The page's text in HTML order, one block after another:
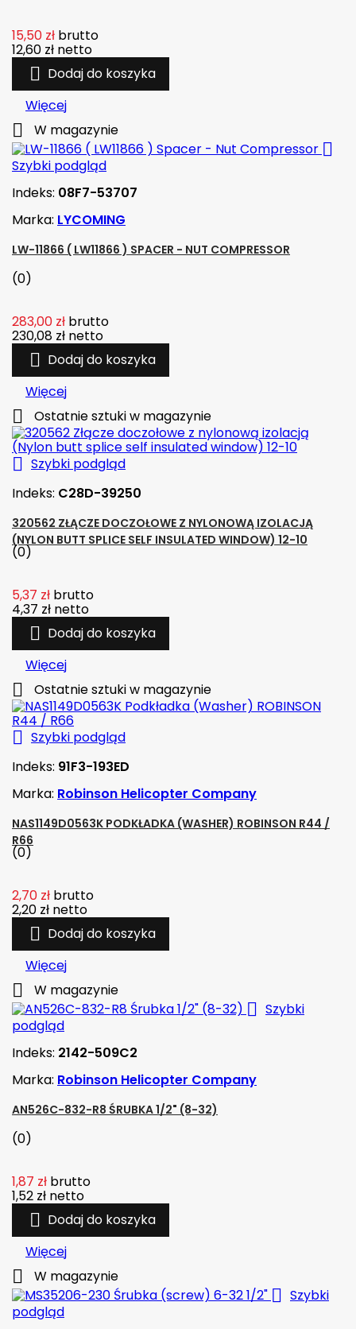
15,50 zł brutto
12,60 zł netto
 Dodaj do koszyka
Więcej
 W magazynie

Szybki podgląd
Indeks: 08F7-53707
Marka: LYCOMING
LW-11866 ( LW11866 ) SPACER - NUT COMPRESSOR
(0)
283,00 zł brutto
230,08 zł netto
 Dodaj do koszyka
Więcej
 Ostatnie sztuki w magazynie
 Szybki podgląd
Indeks: C28D-39250
320562 ZŁĄCZE DOCZOŁOWE Z NYLONOWĄ IZOLACJĄ
(NYLON BUTT SPLICE SELF INSULATED WINDOW) 12-10
(0)
5,37 zł brutto
4,37 zł netto
 Dodaj do koszyka
Więcej
 Ostatnie sztuki w magazynie
 Szybki podgląd
Indeks: 91F3-193ED
Marka: Robinson Helicopter Company
NAS1149D0563K PODKŁADKA (WASHER) ROBINSON R44 /
R66
(0)
2,70 zł brutto
2,20 zł netto
 Dodaj do koszyka
Więcej
 W magazynie
 Szybki
podgląd
Indeks: 2142-509C2
Marka: Robinson Helicopter Company
AN526C-832-R8 ŚRUBKA 1/2" (8-32)
(0)
1,87 zł brutto
1,52 zł netto
 Dodaj do koszyka
Więcej
 W magazynie
 Szybki
podgląd